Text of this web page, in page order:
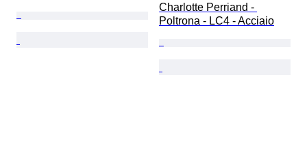
Charlotte Perriand -
Poltrona - LC4 - Acciaio